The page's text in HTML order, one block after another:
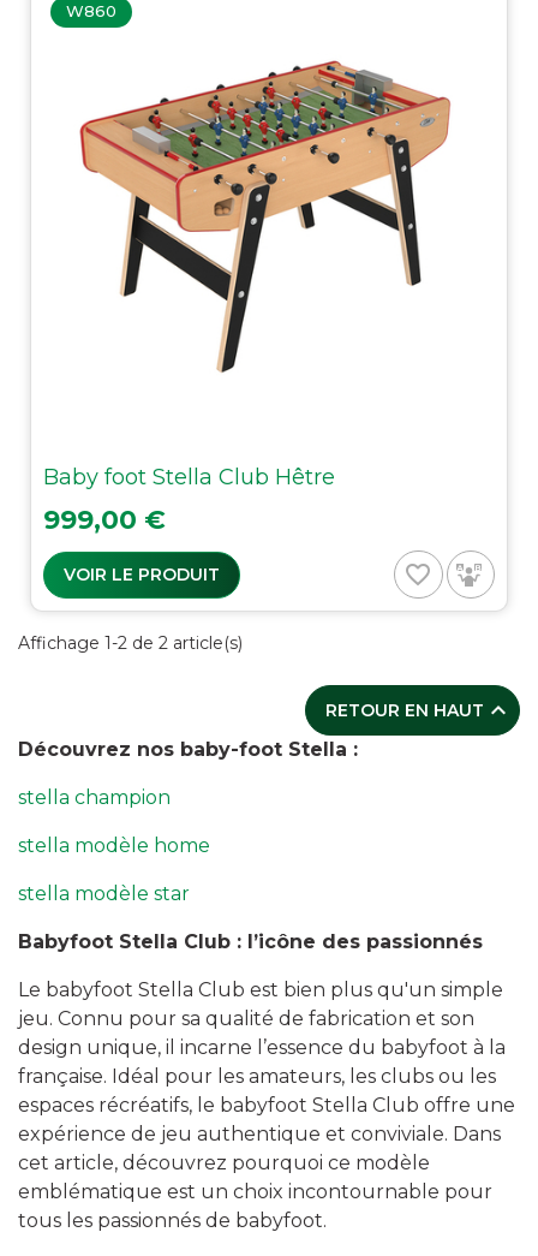
W860
Baby foot Stella Club Hêtre
Prix
999,00 €
VOIR LE PRODUIT favorite_border
Affichage 1-2 de 2 article(s)
RETOUR EN HAUT 
Découvrez nos baby-foot Stella :
stella champion
stella modèle home
stella modèle star
Babyfoot Stella Club : l’icône des passionnés
Le babyfoot Stella Club est bien plus qu'un simple
jeu. Connu pour sa qualité de fabrication et son
design unique, il incarne l’essence du babyfoot à la
française. Idéal pour les amateurs, les clubs ou les
espaces récréatifs, le babyfoot Stella Club offre une
expérience de jeu authentique et conviviale. Dans
cet article, découvrez pourquoi ce modèle
emblématique est un choix incontournable pour
tous les passionnés de babyfoot.